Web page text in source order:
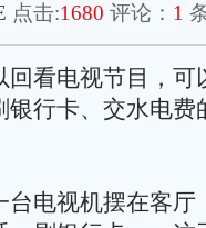
点击:1680 评论： 1
看电视节目，可
银行卡、交水电费
电视机摆在客厅